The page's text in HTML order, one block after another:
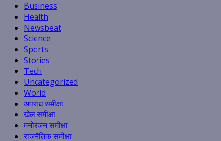
Business
Health
Newsbeat
Science
Sports
Stories
Tech
Uncategorized
World
अपराध समीक्षा
खेल समीक्षा
मनोरंजन समीक्षा
राजनैतिक समीक्षा